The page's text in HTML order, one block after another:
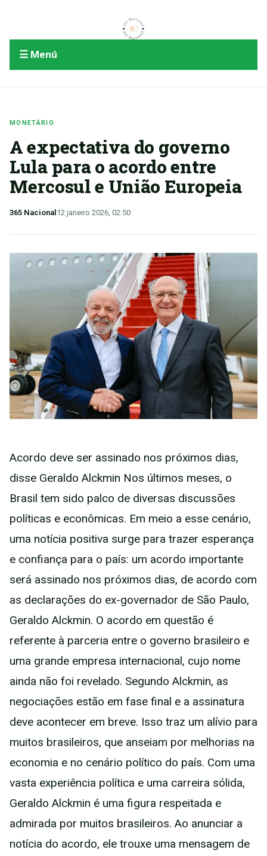
☰ Menú
MONETÁRIO
A expectativa do governo
Lula para o acordo entre
Mercosul e União Europeia
365 Nacional 12 janeiro 2026, 02:50
Acordo deve ser assinado nos próximos dias,
disse Geraldo Alckmin Nos últimos meses, o
Brasil tem sido palco de diversas discussões
políticas e econômicas. Em meio a esse cenário,
uma notícia positiva surge para trazer esperança
e confiança para o país: um acordo importante
será assinado nos próximos dias, de acordo com
as declarações do ex-governador de São Paulo,
Geraldo Alckmin. O acordo em questão é
referente à parceria entre o governo brasileiro e
uma grande empresa internacional, cujo nome
ainda não foi revelado. Segundo Alckmin, as
negociações estão em fase final e a assinatura
deve acontecer em breve. Isso traz um alívio para
muitos brasileiros, que anseiam por melhorias na
economia e no cenário político do país. Com uma
vasta experiência política e uma carreira sólida,
Geraldo Alckmin é uma figura respeitada e
admirada por muitos brasileiros. Ao anunciar a
notícia do acordo, ele trouxe uma mensagem de